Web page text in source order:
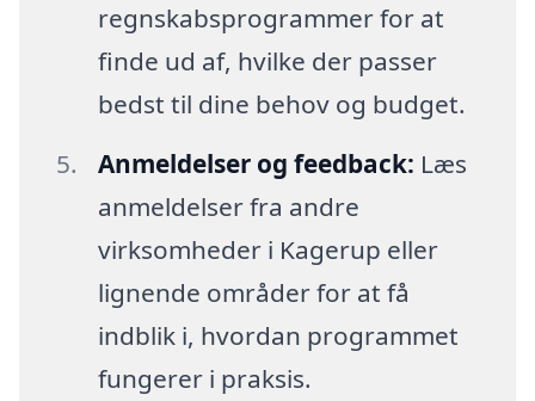
regnskabsprogrammer for at
finde ud af, hvilke der passer
bedst til dine behov og budget.
Anmeldelser og feedback: Læs
anmeldelser fra andre
virksomheder i Kagerup eller
lignende områder for at få
indblik i, hvordan programmet
fungerer i praksis.